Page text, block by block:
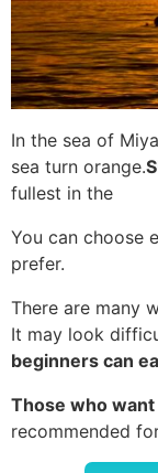
In the sea of
sea turn orange.
fullest in the
You can choose
prefer.
There are many
It may look
beginners can
Those who
recommended